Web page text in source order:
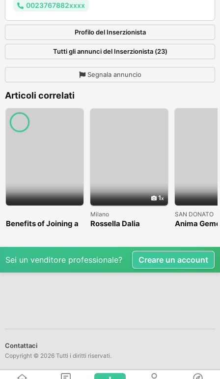
0023767882xxxx
Profilo del Inserzionista
Tutti gli annunci del Inserzionista (23)
Segnala annuncio
Articoli correlati
Benefits of Joining a
Professional Nasha
1
Milano
Rossella Dalia
SAN DONATO
Anima
Sei un venditore professionale? Creare un account
Contattaci
Copyright © 2026 Tutti i diritti riservati.